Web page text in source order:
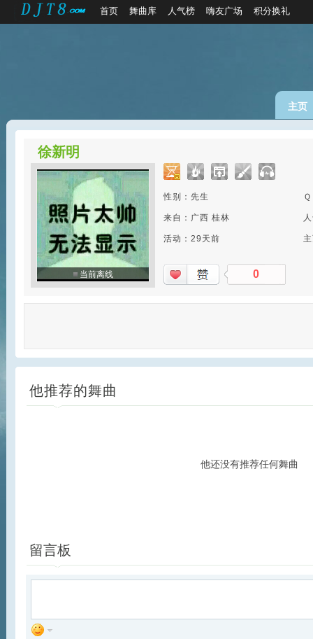
首页 舞曲库 人气榜 嗨友广场 积分换礼
主页
徐新明
当前离线
性别：先生
来自：广西 桂林
活动：29天前
0
他推荐的舞曲
他还没有推荐任何舞曲
留言板